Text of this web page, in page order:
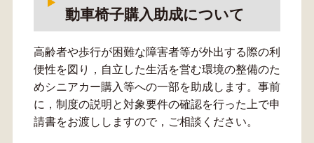
動車椅子購入助成について
高齢者や歩行が困難な障害者等が外出する際の利
便性を図り，自立した生活を営む環境の整備のた
めシニアカー購入等への一部を助成します。事前
に，制度の説明と対象要件の確認を行った上で申
請書をお渡ししますので，ご相談ください。